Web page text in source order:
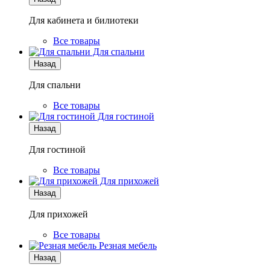
Для кабинета и билиотеки
Все товары
Для спальни
Назад
Для спальни
Все товары
Для гостиной
Назад
Для гостиной
Все товары
Для прихожей
Назад
Для прихожей
Все товары
Резная мебель
Назад